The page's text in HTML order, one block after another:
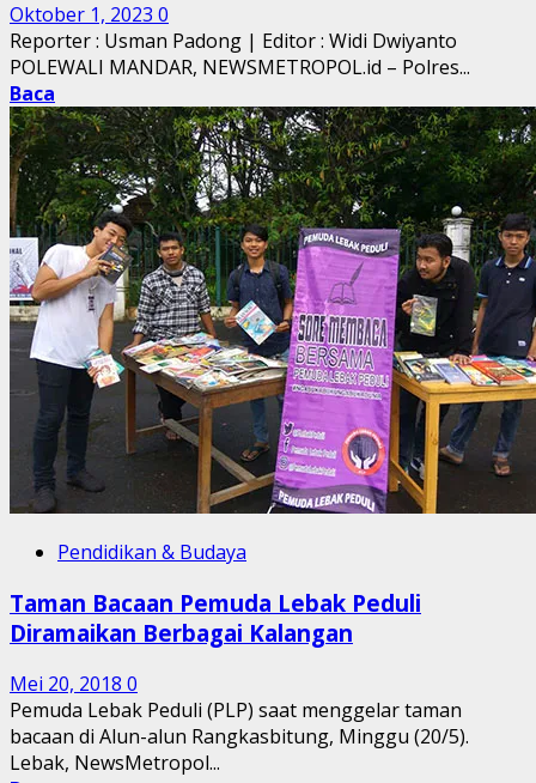
Oktober 1, 2023 0
Reporter : Usman Padong | Editor : Widi Dwiyanto
POLEWALI MANDAR, NEWSMETROPOL.id – Polres...
Baca
Pendidikan & Budaya
Taman Bacaan Pemuda Lebak Peduli
Diramaikan Berbagai Kalangan
Mei 20, 2018 0
Pemuda Lebak Peduli (PLP) saat menggelar taman
bacaan di Alun-alun Rangkasbitung, Minggu (20/5).
Lebak, NewsMetropol...